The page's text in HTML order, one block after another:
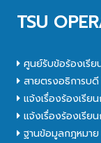
TSU
ศูนย์รับข้อร้องเรีย
สายตรงอธิการบดี
แจ้งเรื่องร้องเรีย
แจ้งเรื่องร้องเรีย
ฐานข้อมูลกฎหมา